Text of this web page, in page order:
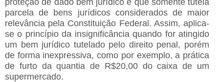
parcela de bens jurídicos considerados de maior
relevância pela Constituição Federal. Assim, aplica-
se o princípio da insignificância quando for atingido
um bem jurídico tutelado pelo direito penal, porém
de forma inexpressiva, como por exemplo, a prática
de furto da quantia de R$20,00 do caixa de um
supermercado.